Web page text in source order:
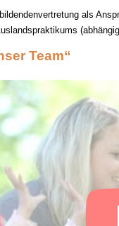
als
Team“